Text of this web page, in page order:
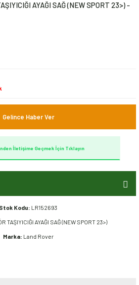
AYAĞI SAĞ (NEW SPORT 23>) -
Gelince Haber Ver
İletişime Geçmek İçin Tıklayın
Stok Kodu: LR152693
TAŞIYICIĞI AYAĞI SAĞ (NEW SPORT 23>)
Marka: Land Rover